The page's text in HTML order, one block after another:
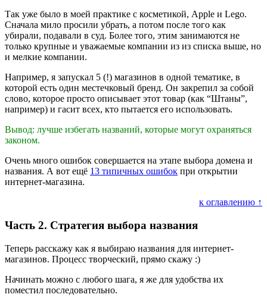
Так уже было в моей практике с косметикой, Apple и Lego.
Сначала мило просили убрать, а потом после того как
убирали, подавали в суд. Более того, этим занимаются не
только крупные и уважаемые компании из из списка выше, но
и мелкие компании.
Например, я запускал 5 (!) магазинов в одной тематике, в
которой есть один местечковый бренд. Он закрепил за собой
слово, которое просто описывает этот товар (как “Штаны”,
например) и гасит всех, кто пытается его использовать.
Вывод: лучше избегать названий, которые могут охраняться
законом.
Очень много ошибок совершается на этапе выбора домена и
названия. А вот ещё 13 типичных ошибок при открытии
интернет-магазина.
к оглавлению ↑
Часть 2. Стратегия выбора названия
Теперь расскажу как я выбираю названия для интернет-
магазинов. Процесс творческий, прямо скажу :)
Начинать можно с любого шага, я же для удобства их
поместил последовательно.